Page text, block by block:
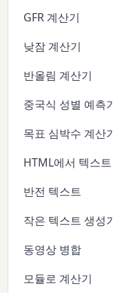
GFR 계산기
낮잠 계산기
반올림 계산기
중국식 성별 예측
목표 심박수 계산
HTML에서 텍스
반전 텍스트
작은 텍스트 생성기
동영상 병합
모듈로 계산기